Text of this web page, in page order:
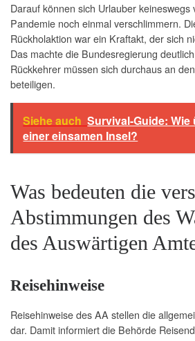
Darauf können sich Urlauber
Pandemie noch einmal verschlimmern.
Rückholaktion war ein Kraftakt, der sich
Das machte die Bundesregierung
Rückkehrer müssen sich durchaus an
beteiligen.
Siehe auch Survival-Guide:
einer einsamen Insel?
Was bedeuten die
Abstimmungen des
des Auswärtigen
Reisehinweise
Reisehinweise des AA stellen die
dar. Damit informiert die Behörde